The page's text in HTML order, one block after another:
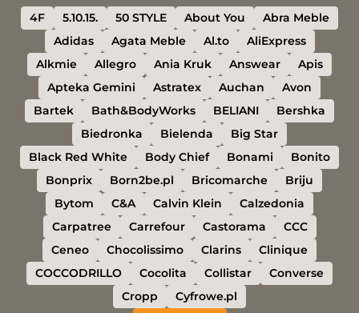
4F 5.10.15. 50 STYLE About You
Abra Meble
Adidas
Agata Meble Al.to
AliExpress
Alkmie
Allegro Ania Kruk Answear
Apis
Apteka Gemini
Astratex Auchan
Avon
Bartek
Bath&BodyWorks BELIANI
Bershka
Biedronka
Bielenda
Big Star
Black Red White
Body Chief Bonami
Bonito
Bonprix
Born2be.pl Bricomarche
Briju
Bytom
C&A Calvin Klein
Calzedonia
Carpatree
Carrefour Castorama
CCC
Ceneo
Chocolissimo Clarins
Clinique
COCCODRILLO
Cocolita Collistar
Converse
Cropp
Cyfrowe.pl